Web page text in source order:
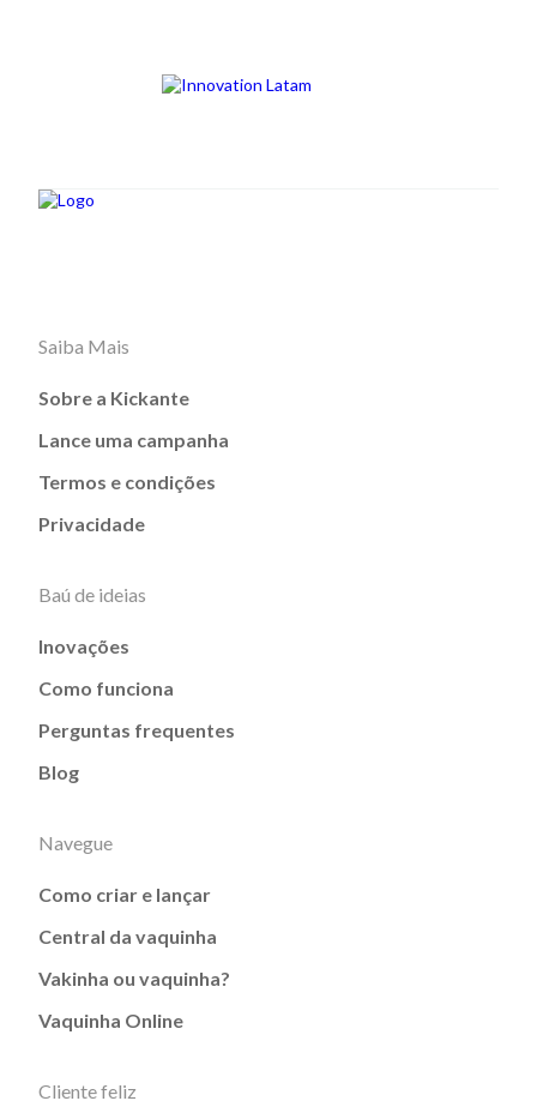
Saiba Mais
Sobre a Kickante
Lance uma campanha
Termos e condições
Privacidade
Baú de ideias
Inovações
Como funciona
Perguntas frequentes
Blog
Navegue
Como criar e lançar
Central da vaquinha
Vakinha ou vaquinha?
Vaquinha Online
Cliente feliz